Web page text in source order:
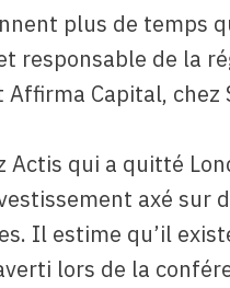
plus de temps
responsable de la
Capital, chez
Actis qui a quitté
axé sur
Il estime qu’il
lors de la